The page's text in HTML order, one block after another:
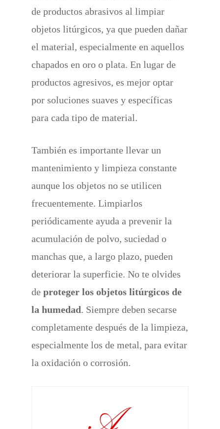
de productos abrasivos al limpiar
objetos litúrgicos, ya que pueden dañar
el material, especialmente en aquellos
chapados en oro o plata. En lugar de
productos agresivos, es mejor optar
por soluciones suaves y específicas
para cada tipo de material.
También es importante llevar un
mantenimiento y limpieza constante
aunque los objetos no se utilicen
frecuentemente. Limpiarlos
periódicamente ayuda a prevenir la
acumulación de polvo, suciedad o
manchas que, a largo plazo, pueden
deteriorar la superficie. No te olvides
de proteger los objetos litúrgicos de
la humedad. Siempre deben secarse
completamente después de la limpieza,
especialmente los de metal, para evitar
la oxidación o corrosión.